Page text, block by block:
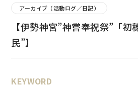
アーカイブ（活動ログ／日記）
【伊勢神宮”神嘗奉祝祭”「
民”】
KEYWORD